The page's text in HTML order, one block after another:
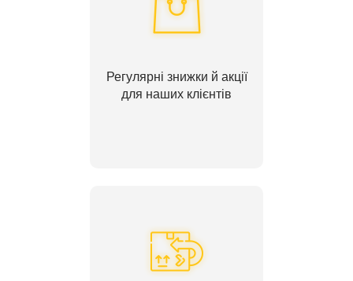
Регулярні знижки й акції
для наших клієнтів